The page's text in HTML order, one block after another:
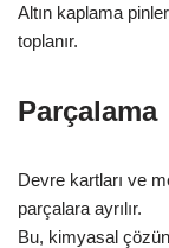
Altın kaplama
toplanır.
Parçalama
Devre kartları ve
parçalara ayrılır.
Bu, kimyasal